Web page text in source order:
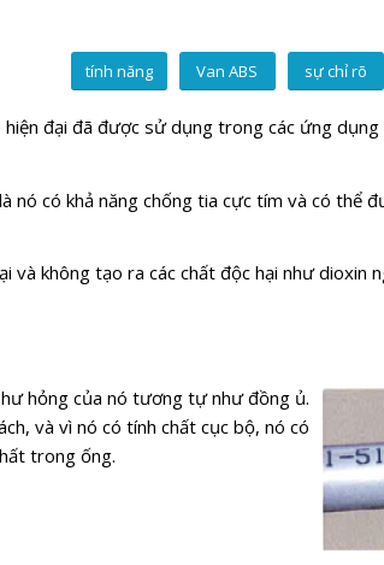
tính năng Van ABS sự chỉ rõ
đại đã được sử dụng trong các ứng
nó có khả năng chống tia cực tím và có
và không tạo ra các chất độc hại như dioxin
hỏng của nó tương tự như đồng ủ.
và vì nó có tính chất cục bộ, nó có
trong ống.